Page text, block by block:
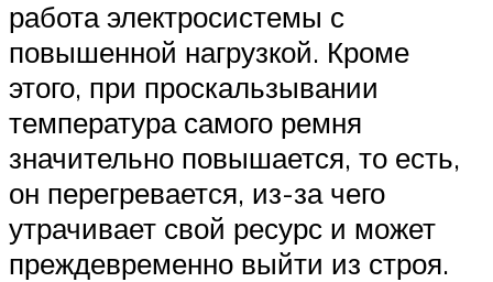
работа электросистемы с
повышенной нагрузкой. Кроме
этого, при проскальзывании
температура самого ремня
значительно повышается, то есть,
он перегревается, из-за чего
утрачивает свой ресурс и может
преждевременно выйти из строя.